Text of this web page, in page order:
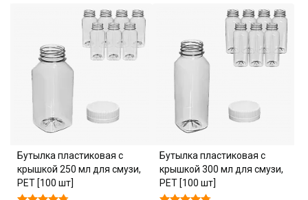
Бутылка пластиковая с
крышкой 250 мл для смузи,
PET [100 шт]
Бутылка пластиковая с
крышкой 300 мл для смузи,
PET [100 шт]